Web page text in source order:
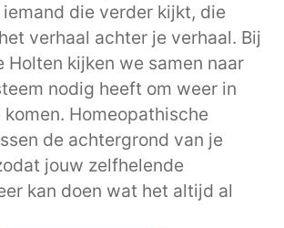
iemand die verder kijkt, die
verhaal achter je verhaal. Bij
Holten kijken we samen naar
nodig heeft om weer in
Homeopathische
de achtergrond van je
jouw zelfhelende
kan doen wat het altijd al